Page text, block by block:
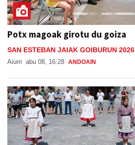
Potx magoak girotu du goiza
SAN ESTEBAN JAIAK GOIBURUN 2026
Aiurri abu 08, 16:28 ANDOAIN